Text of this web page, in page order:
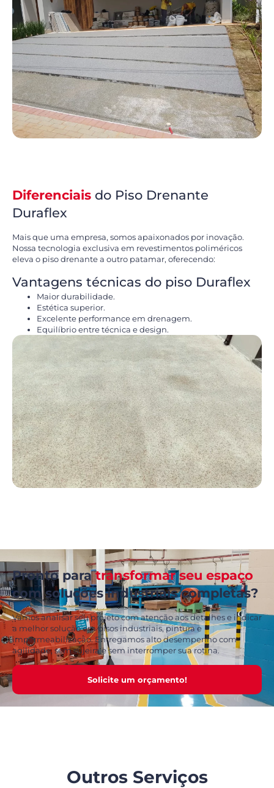
Diferenciais do Piso Drenante
Duraflex
Mais que uma empresa, somos apaixonados por inovação.
Nossa tecnologia exclusiva em revestimentos poliméricos
eleva o piso drenante a outro patamar, oferecendo:
Vantagens técnicas do piso Duraflex
Maior durabilidade.
Estética superior.
Excelente performance em drenagem.
Equilíbrio entre técnica e design.
Pronto paratransformar seu espaço
com soluções industriais completas?
Vamos analisar seu projeto com atenção aos detalhes e indicar
a melhor solução em pisos industriais, pintura e
impermeabilização. Entregamos alto desempenho com
agilidade, sem sujeira e sem interromper sua rotina.
Solicite um orçamento!
Outros Serviços